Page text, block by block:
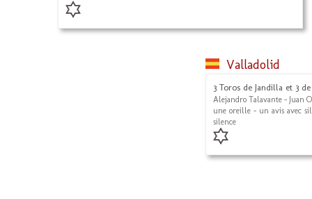
Valladolid
3 Toros de Jandilla et 3
Alejandro Talavante - Juan
une oreille - un avis avec
silence